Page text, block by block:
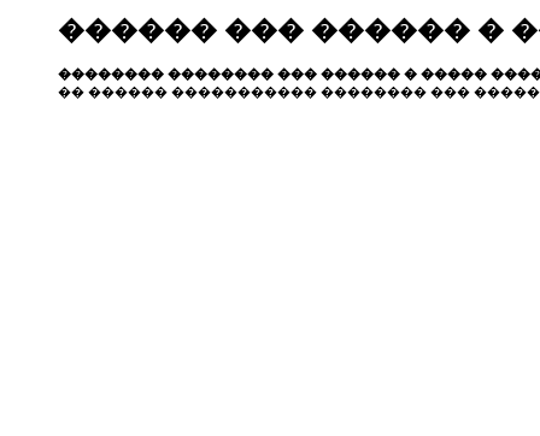
������ ��� ������ �
�������� �������� ��� ������ � �����
�� ������ ����������� �������� ���